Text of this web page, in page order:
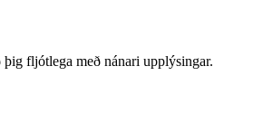
fljótlega með nánari upplýsingar.